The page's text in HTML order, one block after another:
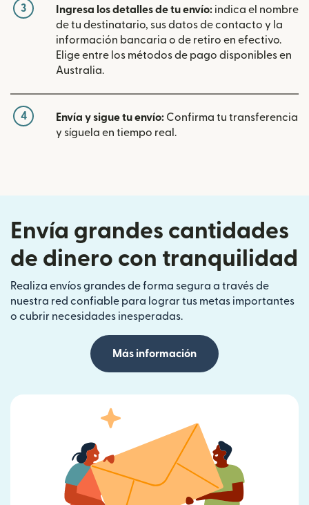
3 Ingresa los detalles de tu envío: indica el nombre
de tu destinatario, sus datos de contacto y la
información bancaria o de retiro en efectivo.
Elige entre los métodos de pago disponibles en
Australia.
4 Envía y sigue tu envío: Confirma tu transferencia
y síguela en tiempo real.
Envía grandes cantidades
de dinero con tranquilidad
Realiza envíos grandes de forma segura a través de
nuestra red confiable para lograr tus metas importantes
o cubrir necesidades inesperadas.
Más información